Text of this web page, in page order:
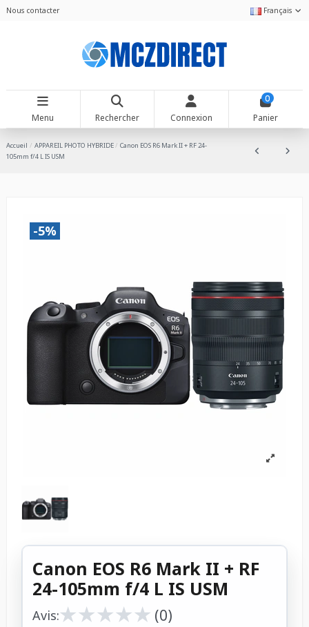
Nous contacter Français
Menu Rechercher Connexion
0
Panier
Accueil APPAREIL PHOTO HYBRIDE
Canon EOS R6 Mark II + RF 24-
105mm f/4 L IS USM
-5%
Canon EOS R6 Mark II + RF
24-105mm f/4 L IS USM
Avis:★
★★
★★
★★
★★
★ (0)